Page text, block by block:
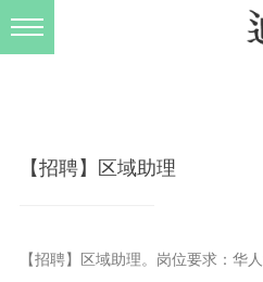
【招聘】区域助理
【招聘】区域助理。岗位要求：华